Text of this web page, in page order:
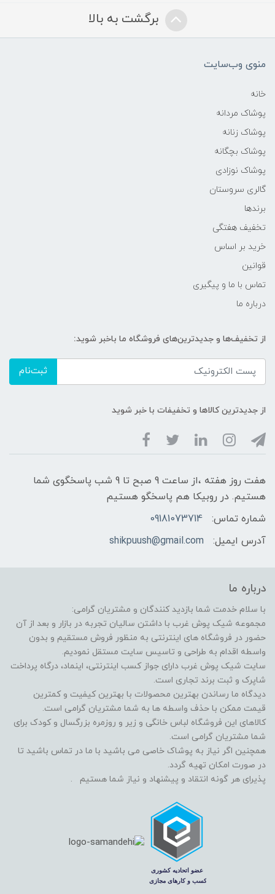
برگشت به بالا
منوی وب‌سایت
خانه
پوشاک مردانه
پوشاک زنانه
پوشاک بچگانه
پوشاک نوزادی
گالری سروستان
برندها
تخفیف هفتگی
خرید بر اساس
قوانین
تماس با ما و پیگیری
درباره ما
از تخفیف‌ها و جدیدترین‌های فروشگاه ما باخبر شوید:
ثبت‌نام
از جدیدترین کالاها و تخفیفات با خبر شوید
هفت روز هفته ،از ساعت 9 صبح تا 9 شب پاسخگوی شما
هستیم. در روبیکا هم پاسخگو هستیم
شماره تماس:
09181073714
آدرس ایمیل:
shikpuush@gmail.com
درباره ما
با سلام خدمت شما بازدید کنندگان و مشتریان گرامی:
مجموعه شیک پوش غرب با داشتن سالیان تجربه در بازار و بعد از آن
حضور در فروشگاه های اینترنتی به منظور فروش مستقیم و بدون
واسطه اقدام به طراحی و تاسیس سایت مستقل نمودیم.
سایت شیک پوش غرب دارای جواز کسب اینترنتی، اینماد، درگاه پرداخت
شاپرک و ثبت برند تجاری است.
دیدگاه ما رساندن بهترین محصولات با بهترین کیفیت و کمترین
قیمت ممکن با حذف واسطه ها به شما مشتریان گرامی است.
کالاهای این فروشگاه لباس خانگی و زیر و روزمره بزرگسال و کودک برای
شما مشتریان گرامی است.
همچنین اگر نیاز به پوشاک خاصی می باشید با ما در تماس باشید تا
در صورت امکان تهیه گردد.
پذیرای هر گونه انتقاد و پیشنهاد و نیاز شما هستیم .